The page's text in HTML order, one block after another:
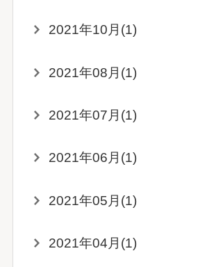
2021年10月(1)
2021年08月(1)
2021年07月(1)
2021年06月(1)
2021年05月(1)
2021年04月(1)